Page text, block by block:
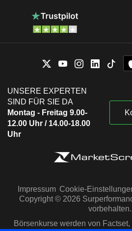
UNSERE EXPERTEN
SIND FÜR SIE DA
Montag - Freitag 9.00-
12.00 Uhr / 14.00-18.00
Uhr
Impressum Cookie-
Copyright © 2026
vorbehalten.
Börsenkurse werden von